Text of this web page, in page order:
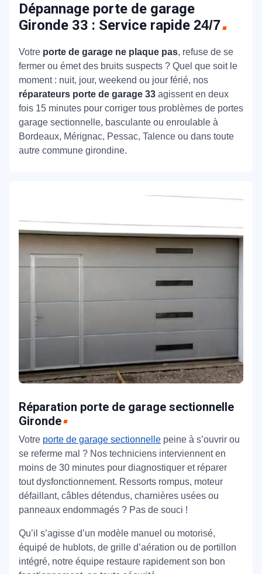
Dépannage porte de garage
Gironde 33 : Service rapide 24/7
Votre porte de garage ne plaque pas, refuse de se
fermer ou émet des bruits suspects ? Quel que soit le
moment : nuit, jour, weekend ou jour férié, nos
réparateurs porte de garage 33 agissent en deux
fois 15 minutes pour corriger tous problèmes de portes
garage sectionnelle, basculante ou enroulable à
Bordeaux, Mérignac, Pessac, Talence ou dans toute
autre commune girondine.
Réparation porte de garage sectionnelle
Gironde
Votre porte de garage sectionnelle peine à s’ouvrir ou
se referme mal ? Nos techniciens interviennent en
moins de 30 minutes pour diagnostiquer et réparer
tout dysfonctionnement. Ressorts rompus, moteur
défaillant, câbles détendus, charnières usées ou
panneaux endommagés ? Pas de souci !
Qu’il s’agisse d’un modèle manuel ou motorisé,
équipé de hublots, de grille d’aération ou de portillon
intégré, notre équipe restaure rapidement son bon